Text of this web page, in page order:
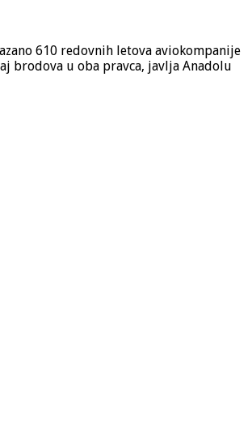
610 redovnih letova aviokompanije
brodova u oba pravca, javlja Anadolu